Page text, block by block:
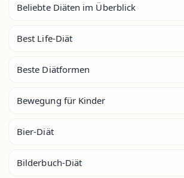
Beliebte Diäten im Überblick
Best Life-Diät
Beste Diätformen
Bewegung für Kinder
Bier-Diät
Bilderbuch-Diät